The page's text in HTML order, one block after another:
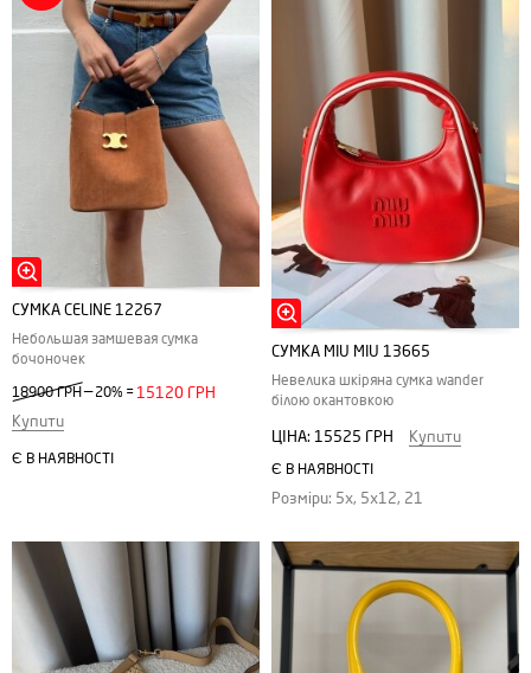
СУМКА CELINE 12267
Небольшая замшевая сумка
бочоночек
18900 ГРН — 20% = 15120 ГРН
Купити
Є В НАЯВНОСТІ
СУМКА MIU MIU 13665
Невелика шкіряна сумка wander
білою окантовкою
ЦІНА: 15525 ГРН Купити
Є В НАЯВНОСТІ
Розміри: 5x, 5x12, 21